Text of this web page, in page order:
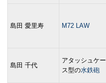
島田 愛里寿 M72 LAW
島田 千代
アタッシュケー
ス型の水鉄砲